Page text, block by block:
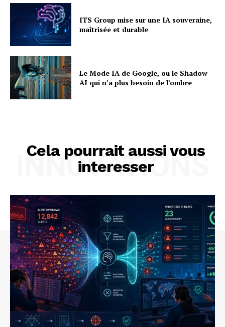
ITS Group mise sur une IA souveraine,
maîtrisée et durable
Le Mode IA de Google, ou le Shadow
AI qui n’a plus besoin de l’ombre
Cela pourrait aussi vous
interesser
INNOVATIONS